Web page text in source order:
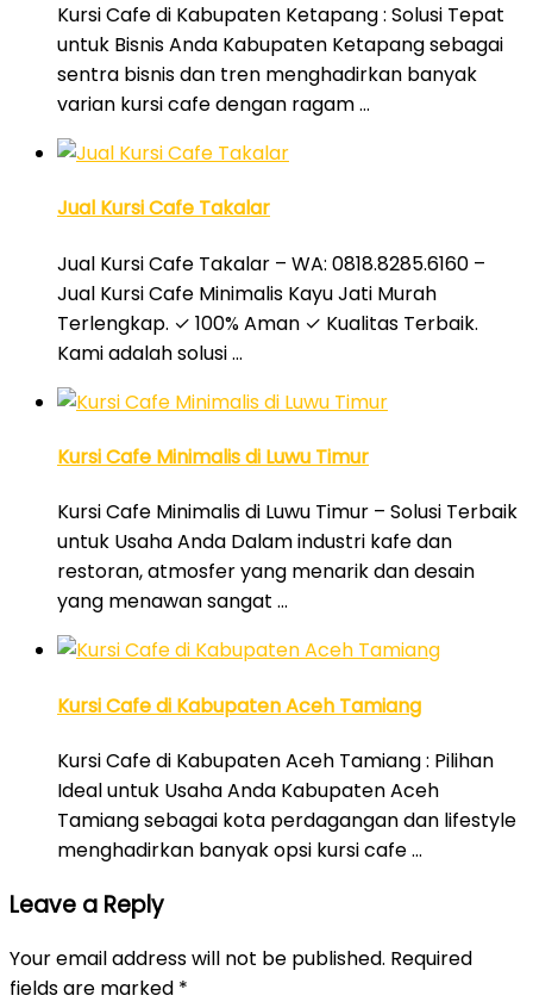
Kursi Cafe di Kabupaten Ketapang : Solusi Tepat
untuk Bisnis Anda Kabupaten Ketapang sebagai
sentra bisnis dan tren menghadirkan banyak
varian kursi cafe dengan ragam …
Jual Kursi Cafe Takalar
Jual Kursi Cafe Takalar – WA: 0818.8285.6160 –
Jual Kursi Cafe Minimalis Kayu Jati Murah
Terlengkap. ✓ 100% Aman ✓ Kualitas Terbaik.
Kami adalah solusi …
Kursi Cafe Minimalis di Luwu Timur
Kursi Cafe Minimalis di Luwu Timur – Solusi Terbaik
untuk Usaha Anda Dalam industri kafe dan
restoran, atmosfer yang menarik dan desain
yang menawan sangat …
Kursi Cafe di Kabupaten Aceh Tamiang
Kursi Cafe di Kabupaten Aceh Tamiang : Pilihan
Ideal untuk Usaha Anda Kabupaten Aceh
Tamiang sebagai kota perdagangan dan lifestyle
menghadirkan banyak opsi kursi cafe …
Leave a Reply
Your email address will not be published. Required
fields are marked *